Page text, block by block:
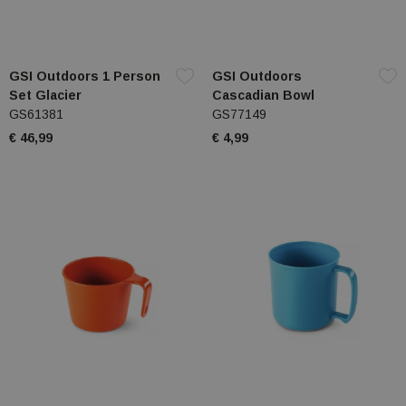
GSI Outdoors 1 Person
Set Glacier
GS61381
€ 46,99
GSI Outdoors
Cascadian Bowl
GS77149
€ 4,99